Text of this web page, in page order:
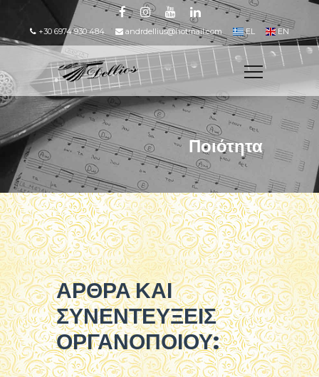
+30 6974 930 484 andrdellius@hotmail.com EL EN
Ποιότητα
ΑΡΘΡΑ ΚΑΙ
ΣΥΝΕΝΤΕΥΞΕΙΣ
ΟΡΓΑΝΟΠΟΙΟΥ: